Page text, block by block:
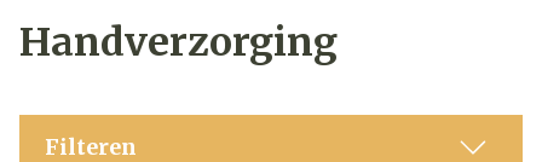
Handverzorging
Filteren